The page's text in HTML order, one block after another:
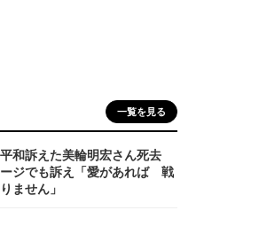
一覧を見る
和訴えた美輪明宏さん死去
ジでも訴え「愛があれば 戦
ません」